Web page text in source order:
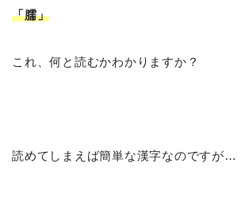
「臑」
これ、何と読むかわかりますか？
読めてしまえば簡単な漢字なのですが…